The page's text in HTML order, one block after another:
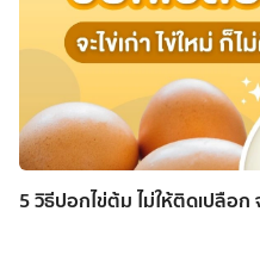
5 วิธีปอกไข่ต้ม ไม่ให้ติดเปลือก